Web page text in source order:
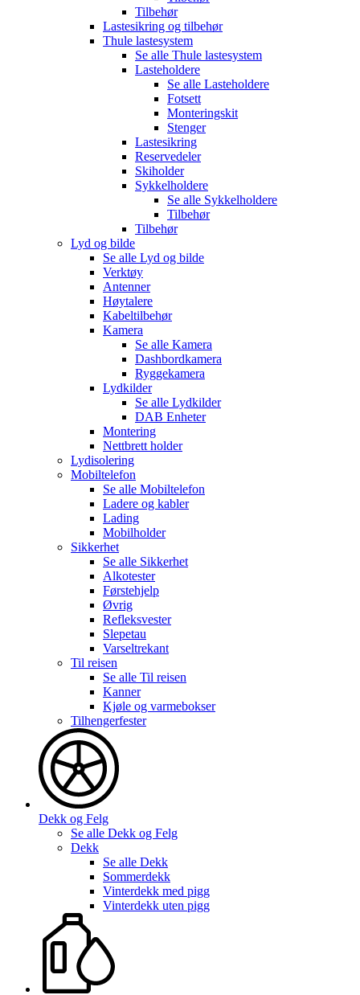
Tilbehør
Lastesikring og tilbehør
Thule lastesystem
Se alle Thule lastesystem
Lasteholdere
Se alle Lasteholdere
Fotsett
Monteringskit
Stenger
Lastesikring
Reservedeler
Skiholder
Sykkelholdere
Se alle Sykkelholdere
Tilbehør
Tilbehør
Lyd og bilde
Se alle Lyd og bilde
Verktøy
Antenner
Høytalere
Kabeltilbehør
Kamera
Se alle Kamera
Dashbordkamera
Ryggekamera
Lydkilder
Se alle Lydkilder
DAB Enheter
Montering
Nettbrett holder
Lydisolering
Mobiltelefon
Se alle Mobiltelefon
Ladere og kabler
Lading
Mobilholder
Sikkerhet
Se alle Sikkerhet
Alkotester
Førstehjelp
Øvrig
Refleksvester
Slepetau
Varseltrekant
Til reisen
Se alle Til reisen
Kanner
Kjøle og varmebokser
Tilhengerfester
Dekk og Felg
Se alle Dekk og Felg
Dekk
Se alle Dekk
Sommerdekk
Vinterdekk med pigg
Vinterdekk uten pigg